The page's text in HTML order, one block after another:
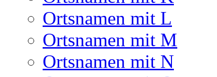
Ortsnamen mit L
Ortsnamen mit M
Ortsnamen mit N